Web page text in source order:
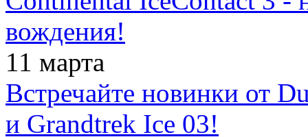
вождения!
11 марта
Встречайте новинки от
и Grandtrek Ice 03!